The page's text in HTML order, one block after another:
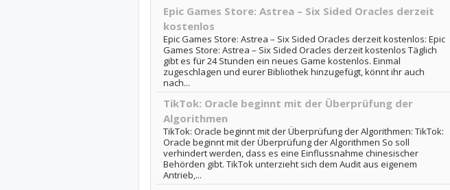
Epic Games Store: Astrea – Six Sided Oracles derzeit
kostenlos
Epic Games Store: Astrea – Six Sided Oracles derzeit kostenlos: Epic
Games Store: Astrea – Six Sided Oracles derzeit kostenlos Täglich
gibt es für 24 Stunden ein neues Game kostenlos. Einmal
zugeschlagen und eurer Bibliothek hinzugefügt, könnt ihr auch
nach...
TikTok: Oracle beginnt mit der Überprüfung der
Algorithmen
TikTok: Oracle beginnt mit der Überprüfung der Algorithmen: TikTok:
Oracle beginnt mit der Überprüfung der Algorithmen So soll
verhindert werden, dass es eine Einflussnahme chinesischer
Behörden gibt. TikTok unterzieht sich dem Audit aus eigenem
Antrieb,...